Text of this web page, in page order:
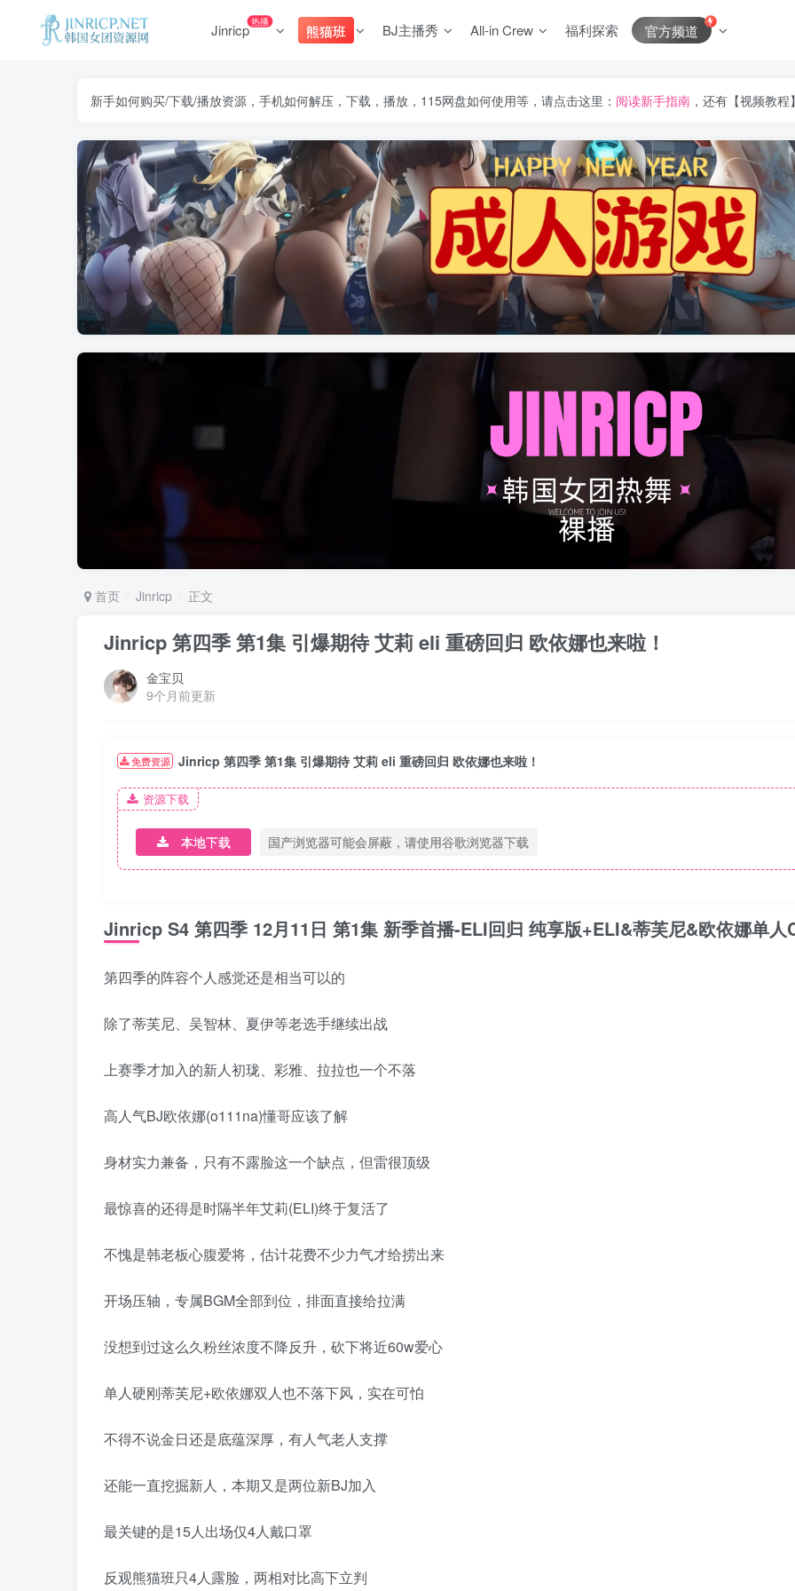
Jinricp热播
熊猫班 BJ主播秀 All-in Crew 福利探索 官方频道
新手如何购买/下载/播放资源，手机如何解压，下载，播放，115网盘如何使用等，请点击这里： 阅读新手指南 ，还有【视频教
首页 Jinricp 正文
Jinricp 第四季 第1集 引爆期待 艾莉 eli 重磅回归 欧依娜也来啦！
金宝贝
9个月前更新
免费资源 Jinricp 第四季 第1集 引爆期待 艾莉 eli 重磅回归 欧依娜也来啦！
资源下载
本地下载 国产浏览器可能会屏蔽，请使用谷歌浏览器下载
Jinricp S4 第四季 12月11日 第1集 新季首播-ELI回归 纯享版+ELI&蒂芙尼&欧依娜单人
第四季的阵容个人感觉还是相当可以的
除了蒂芙尼、吴智林、夏伊等老选手继续出战
上赛季才加入的新人初珑、彩雅、拉拉也一个不落
高人气BJ欧依娜(o111na)懂哥应该了解
身材实力兼备，只有不露脸这一个缺点，但雷很顶级
最惊喜的还得是时隔半年艾莉(ELI)终于复活了
不愧是韩老板心腹爱将，估计花费不少力气才给捞出来
开场压轴，专属BGM全部到位，排面直接给拉满
没想到过这么久粉丝浓度不降反升，砍下将近60w爱心
单人硬刚蒂芙尼+欧依娜双人也不落下风，实在可怕
不得不说金日还是底蕴深厚，有人气老人支撑
还能一直挖掘新人，本期又是两位新BJ加入
最关键的是15人出场仅4人戴口罩
反观熊猫班只4人露脸，两相对比高下立判